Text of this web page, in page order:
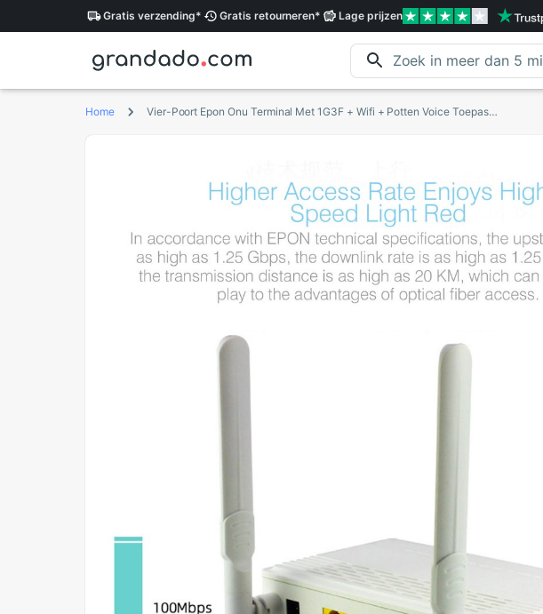
Gratis verzending* Gratis retourneren* Lageprijzen
Home Vier-Poort Epon Onu Terminal Met 1G3F + Wifi + Potten Voice Toepassing Op Ftth-Modus Mini Glasvezel modem Router Firmware